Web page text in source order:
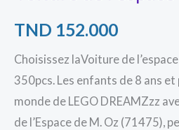
TND 152.000
Choisissez laVoiture de
350pcs. Les enfants de 8 ans
monde de LEGO DREAMZzz
de l’Espace de M. Oz (71475),